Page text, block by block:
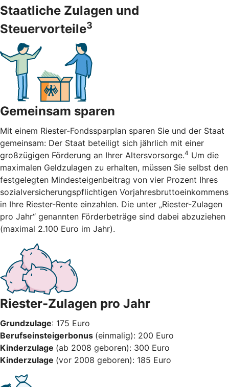
Staatliche Zulagen und
Steuervorteile3
Gemeinsam sparen
Mit einem Riester-Fondssparplan sparen Sie und der Staat
gemeinsam: Der Staat beteiligt sich jährlich mit einer
großzügigen Förderung an Ihrer Altersvorsorge.4 Um die
maximalen Geldzulagen zu erhalten, müssen Sie selbst den
festgelegten Mindesteigenbeitrag von vier Prozent Ihres
sozialversicherungspflichtigen Vorjahresbruttoeinkommens
in Ihre Riester-Rente einzahlen. Die unter „Riester-Zulagen
pro Jahr“ genannten Förderbeträge sind dabei abzuziehen
(maximal 2.100 Euro im Jahr).
Riester-Zulagen pro Jahr
Grundzulage: 175 Euro
Berufseinsteigerbonus (einmalig): 200 Euro
Kinderzulage (ab 2008 geboren): 300 Euro
Kinderzulage (vor 2008 geboren): 185 Euro